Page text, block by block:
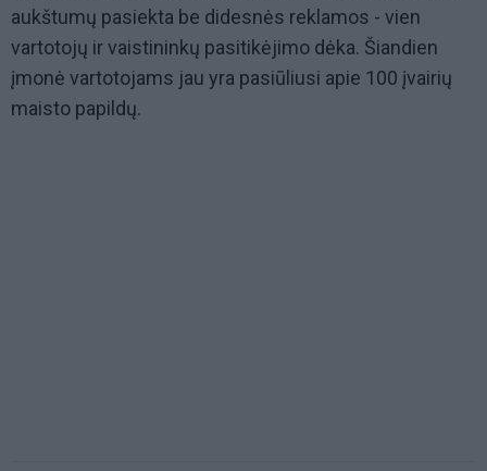
aukštumų pasiekta be didesnės reklamos - vien
vartotojų ir vaistininkų pasitikėjimo dėka. Šiandien
įmonė vartotojams jau yra pasiūliusi apie 100 įvairių
maisto papildų.